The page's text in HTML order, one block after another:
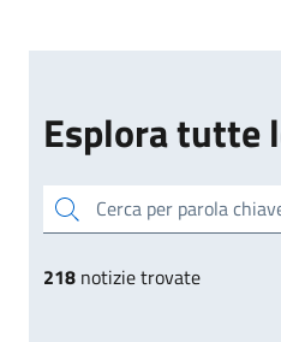
Esplora tutte
Cerca per parola
218 notizie trovate